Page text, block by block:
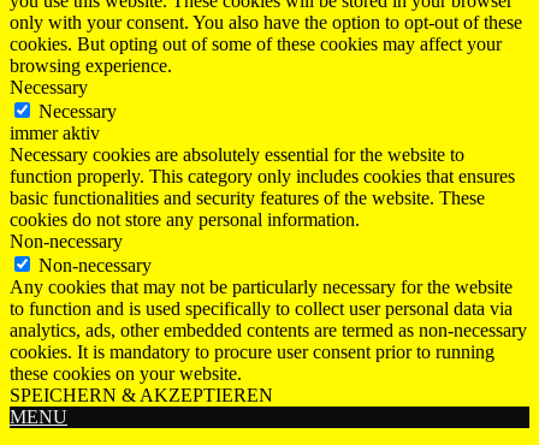
only with your consent. You also have the option to opt-out of these
cookies. But opting out of some of these cookies may affect your
browsing experience.
Necessary
Necessary
immer aktiv
Necessary cookies are absolutely essential for the website to
function properly. This category only includes cookies that ensures
basic functionalities and security features of the website. These
cookies do not store any personal information.
Non-necessary
Non-necessary
Any cookies that may not be particularly necessary for the website
to function and is used specifically to collect user personal data via
analytics, ads, other embedded contents are termed as non-necessary
cookies. It is mandatory to procure user consent prior to running
these cookies on your website.
SPEICHERN & AKZEPTIEREN
MENU